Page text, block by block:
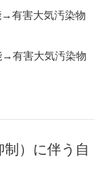
→有害大気汚染物
）に伴う自